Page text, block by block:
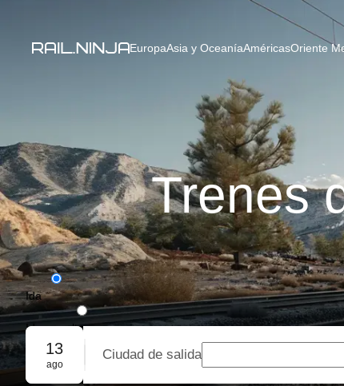
EuropaAsia y OceaníaAméricasOriente
Trenes
Ida
Ida y vuelta
Reserva grupal
13
ago
Ciudad de salida